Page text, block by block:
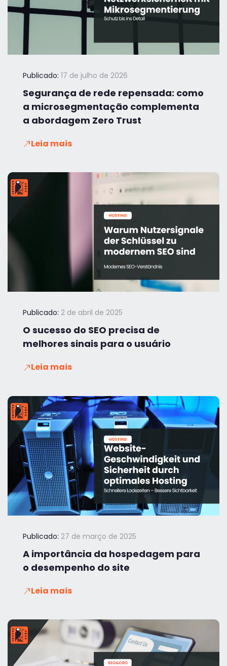
Publicado: 17 de julho de 2026
Segurança de rede repensada: como
a microsegmentação complementa
a abordagem Zero Trust
Leia mais
Publicado: 2 de abril de 2025
O sucesso do SEO precisa de
melhores sinais para o usuário
Leia mais
Publicado: 27 de março de 2025
A importância da hospedagem para
o desempenho do site
Leia mais